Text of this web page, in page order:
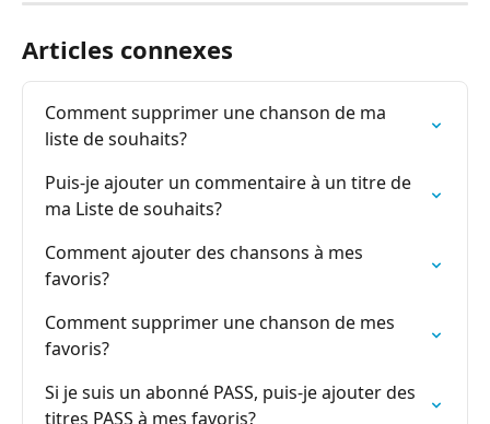
Articles connexes
Comment supprimer une chanson de ma
liste de souhaits?
Puis-je ajouter un commentaire à un titre de
ma Liste de souhaits?
Comment ajouter des chansons à mes
favoris?
Comment supprimer une chanson de mes
favoris?
Si je suis un abonné PASS, puis-je ajouter des
titres PASS à mes favoris?